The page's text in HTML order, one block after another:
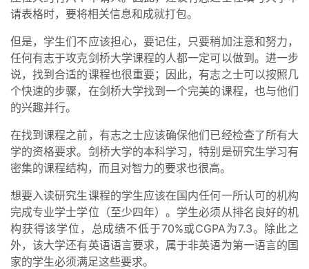
请表格时，要将相关信息和成就打包。
但是，学生们不应该担心，要记住，只要稍加注意和努力，
任何有志于攻克剑桥大学课程的人都一定可以做到。进一步
说，找到合适的课程也很重要；因此，有志之士可以按照几
个快速的步骤，在剑桥大学找到一个完美的课程，也与他们
的兴趣并行。
在找到课程之前，有志之士应该确保他们已经检查了所有大
学的资格要求。剑桥大学的本科学习，特别是研究生学习有
密集的课程结构，而且对智力的要求也很高。
想要入读研究生课程的学生应该在国内任何一所认可的机构
完成专业学士学位（至少四年）。学生必须从排名良好的机
构获得该学位，总成绩不低于70%或CGPA为7.3。除此之
外，该大学还有英语语言要求，属于非英语为第一语言的国
家的学生必须满足这些要求。